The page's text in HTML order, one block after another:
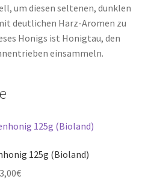
um diesen seltenen, dunklen
deutlichen Harz-Aromen zu
Honigs ist Honigtau, den
einsammeln.
125g (Bioland)
3,00€